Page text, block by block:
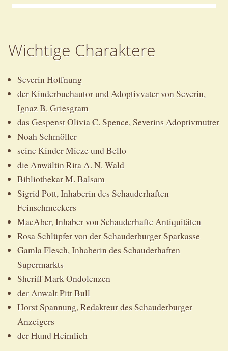
Wichtige Charaktere
Severin Hoffnung
der Kinderbuchautor und Adoptivvater von Severin,
Ignaz B. Griesgram
das Gespenst Olivia C. Spence, Severins Adoptivmutter
Noah Schmöller
seine Kinder Mieze und Bello
die Anwältin Rita A. N. Wald
Bibliothekar M. Balsam
Sigrid Pott, Inhaberin des Schauderhaften
Feinschmeckers
MacAber, Inhaber von Schauderhafte Antiquitäten
Rosa Schlüpfer von der Schauderburger Sparkasse
Gamla Flesch, Inhaberin des Schauderhaften
Supermarkts
Sheriff Mark Ondolenzen
der Anwalt Pitt Bull
Horst Spannung, Redakteur des Schauderburger
Anzeigers
der Hund Heimlich